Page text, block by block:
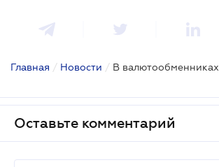
Главная / Новости / В валютообменниках
Оставьте комментарий